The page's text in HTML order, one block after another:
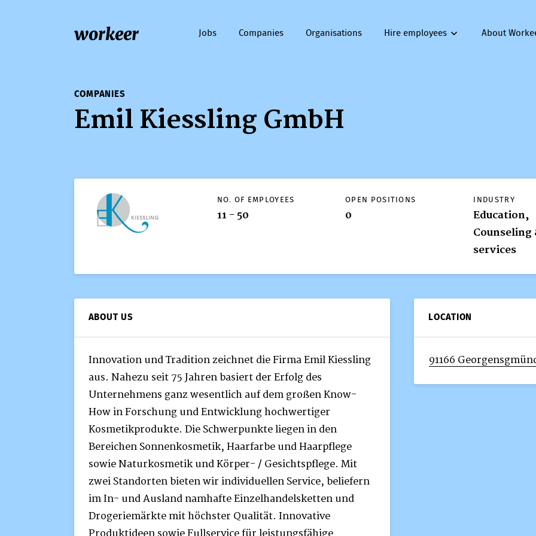
workeer Jobs Companies Organisations Hire employees About
COMPANIES
Emil Kiessling GmbH
COMPANIES
NO. OF EMPLOYEES
11 - 50
OPEN POSITIONS
0
INDUSTRY
Education,
Counseling
services
ABOUT US
Innovation und Tradition zeichnet die Firma Emil Kiessling
aus. Nahezu seit 75 Jahren basiert der Erfolg des
Unternehmens ganz wesentlich auf dem großen Know-
How in Forschung und Entwicklung hochwertiger
Kosmetikprodukte. Die Schwerpunkte liegen in den
Bereichen Sonnenkosmetik, Haarfarbe und Haarpflege
sowie Naturkosmetik und Körper- / Gesichtspflege. Mit
zwei Standorten bieten wir individuellen Service, beliefern
im In- und Ausland namhafte Einzelhandelsketten und
Drogeriemärkte mit höchster Qualität. Innovative
LOCATION
91166